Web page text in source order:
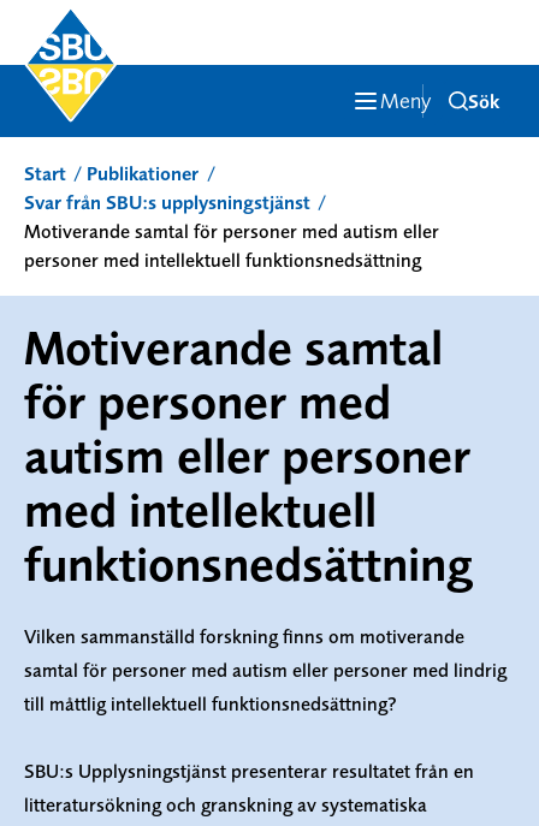
Meny Sök
Start
Publikationer
Svar från SBU:s upplysningstjänst
Motiverande samtal för personer med autism eller
personer med intellektuell funktionsnedsättning
Motiverande samtal
för personer med
autism eller personer
med intellektuell
funktionsnedsättning
Vilken sammanställd forskning finns om motiverande
samtal för personer med autism eller personer med lindrig
till måttlig intellektuell funktionsnedsättning?
SBU:s Upplysningstjänst presenterar resultatet från en
litteratursökning och granskning av systematiska